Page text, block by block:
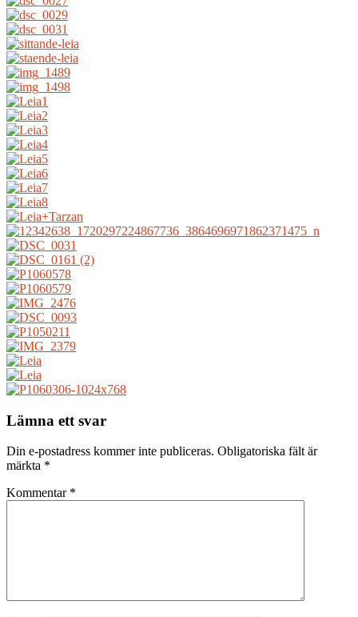
Lämna ett svar
Din e-postadress kommer inte publiceras. Obligatoriska fält är
märkta *
Kommentar *